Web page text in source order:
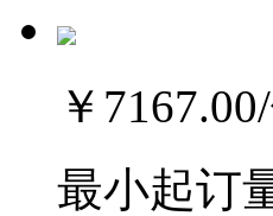
￥7167.00
最小起订